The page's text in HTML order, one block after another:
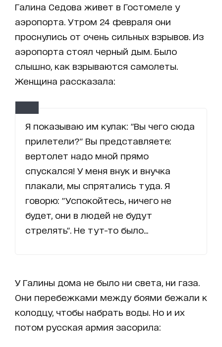
Галина Седова живет в Гостомеле у
аэропорта. Утром 24 февраля они
проснулись от очень сильных взрывов. Из
аэропорта стоял черный дым. Было
слышно, как взрываются самолеты.
Женщина рассказала:
Я показываю им кулак: "Вы чего сюда
прилетели?" Вы представляете:
вертолет надо мной прямо
спускался! У меня внук и внучка
плакали, мы спрятались туда. Я
говорю: "Успокойтесь, ничего не
будет, они в людей не будут
стрелять". Не тут-то было...
У Галины дома не было ни света, ни газа.
Они перебежками между боями бежали к
колодцу, чтобы набрать воды. Но и их
потом русская армия засорила: